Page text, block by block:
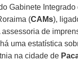
Gabinete Integrado
(CAMs),
assessoria de
uma estatística
na cidade de